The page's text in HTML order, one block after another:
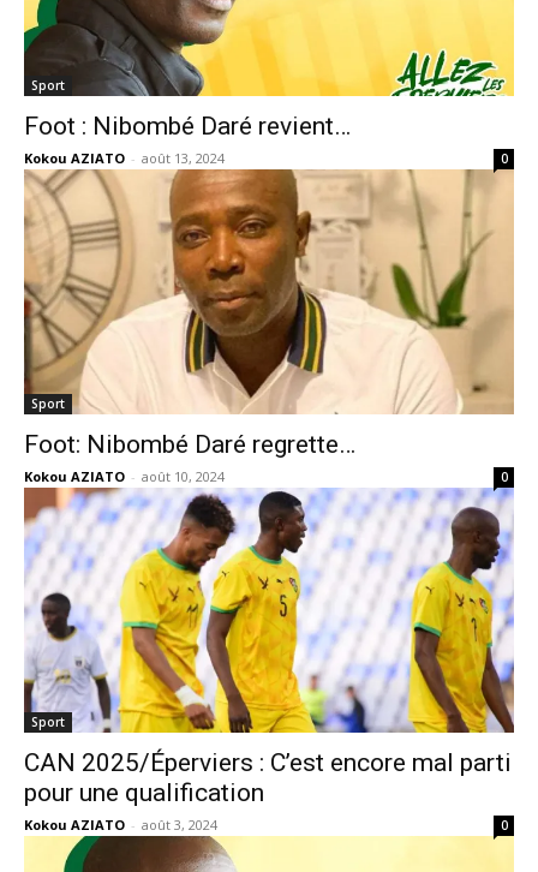
Sport
Foot : Nibombé Daré revient…
Kokou AZIATO - août 13, 2024 0
Sport
Foot: Nibombé Daré regrette…
Kokou AZIATO - août 10, 2024 0
Sport
CAN 2025/Éperviers : C’est encore mal parti
pour une qualification
Kokou AZIATO - août 3, 2024 0